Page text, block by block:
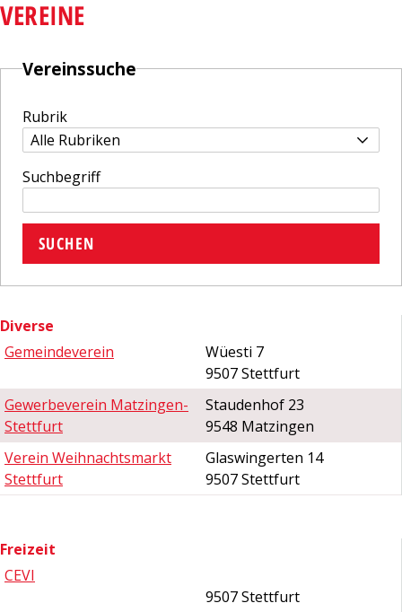
VEREINE
Vereinssuche
Rubrik
Suchbegriff
SUCHEN
Diverse
Gemeindeverein
Wüesti 7
9507 Stettfurt
Gewerbeverein Matzingen-
Stettfurt
Staudenhof 23
9548 Matzingen
Verein Weihnachtsmarkt
Stettfurt
Glaswingerten 14
9507 Stettfurt
Freizeit
CEVI
9507 Stettfurt